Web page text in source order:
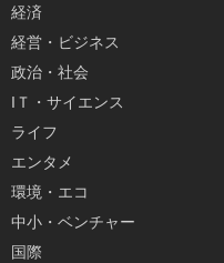
経済
経営・ビジネス
政治・社会
IＴ・サイエンス
ライフ
エンタメ
環境・エコ
中小・ベンチャー
国際